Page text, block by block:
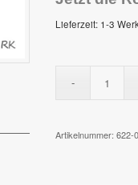
Lieferzeit: 1-3
Artikelnummer: 622-